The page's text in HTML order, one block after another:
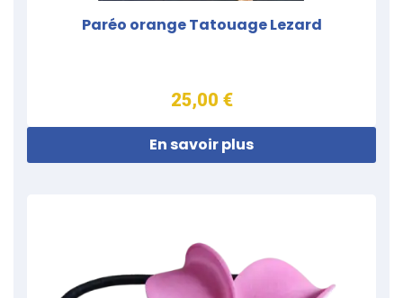
Paréo orange Tatouage Lezard
25,00 €
En savoir plus